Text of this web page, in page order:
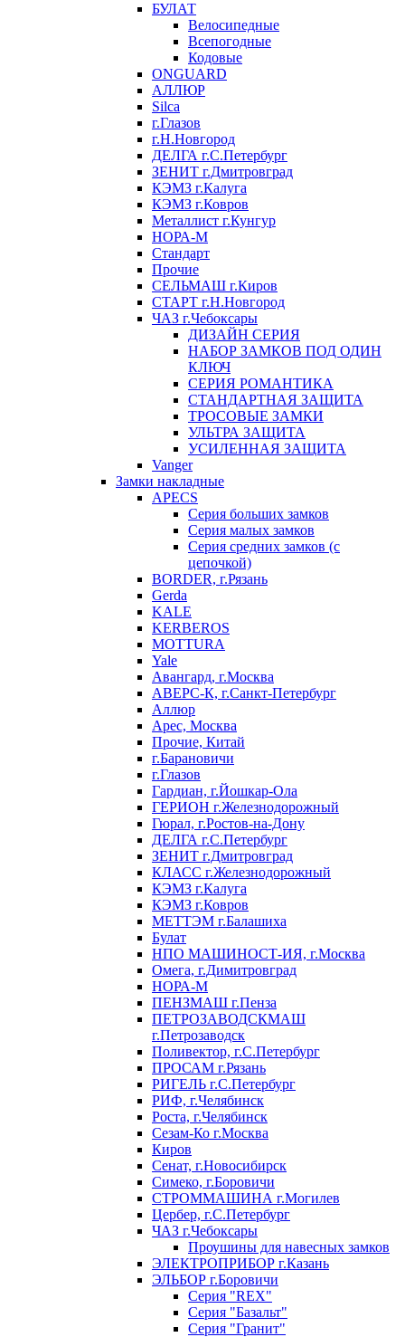
БУЛАТ
Велосипедные
Всепогодные
Кодовые
ONGUARD
АЛЛЮР
Silca
г.Глазов
г.Н.Новгород
ДЕЛГА г.С.Петербург
ЗЕНИТ г.Дмитровград
КЭМЗ г.Калуга
КЭМЗ г.Ковров
Металлист г.Кунгур
НОРА-М
Стандарт
Прочие
СЕЛЬМАШ г.Киров
СТАРТ г.Н.Новгород
ЧАЗ г.Чебоксары
ДИЗАЙН СЕРИЯ
НАБОР ЗАМКОВ ПОД ОДИН
КЛЮЧ
СЕРИЯ РОМАНТИКА
СТАНДАРТНАЯ ЗАЩИТА
ТРОСОВЫЕ ЗАМКИ
УЛЬТРА ЗАЩИТА
УСИЛЕННАЯ ЗАЩИТА
Vanger
Замки накладные
APECS
Серия больших замков
Серия малых замков
Серия средних замков (с
цепочкой)
BORDER, г.Рязань
Gerda
KALE
KERBEROS
MOTTURA
Yale
Авангард, г.Москва
АВЕРС-К, г.Санкт-Петербург
Аллюр
Арес, Москва
Прочие, Китай
г.Барановичи
г.Глазов
Гардиан, г.Йошкар-Ола
ГЕРИОН г.Железнодорожный
Гюрал, г.Ростов-на-Дону
ДЕЛГА г.С.Петербург
ЗЕНИТ г.Дмитровград
КЛАСС г.Железнодорожный
КЭМЗ г.Калуга
КЭМЗ г.Ковров
МЕТТЭМ г.Балашиха
Булат
НПО МАШИНОСТ-ИЯ, г.Москва
Омега, г.Димитровград
НОРА-М
ПЕНЗМАШ г.Пенза
ПЕТРОЗАВОДСКМАШ
г.Петрозаводск
Поливектор, г.С.Петербург
ПРОСАМ г.Рязань
РИГЕЛЬ г.С.Петербург
РИФ, г.Челябинск
Роста, г.Челябинск
Сезам-Ко г.Москва
Киров
Сенат, г.Новосибирск
Симеко, г.Боровичи
СТРОММАШИНА г.Могилев
Цербер, г.С.Петербург
ЧАЗ г.Чебоксары
Проушины для навесных замков
ЭЛЕКТРОПРИБОР г.Казань
ЭЛЬБОР г.Боровичи
Серия "REX"
Серия "Базальт"
Серия "Гранит"